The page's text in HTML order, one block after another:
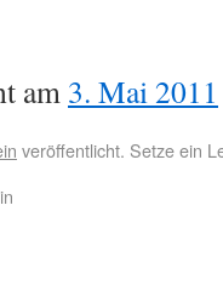
am 3. Mai 2011
veröffentlicht. Setze ein